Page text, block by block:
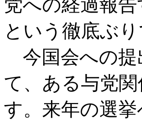
党への経過報
という徹底ぶり
今国会への提
て、ある与党
す。来年の選